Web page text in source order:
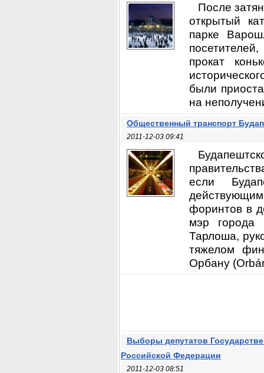
После
открытый
парке
прокат
были
на
Общественный транспорт
2011-12-03 09:41
если
форинтов в
мэр
Тарлоша,
тяжелом
Орбану
Выборы депутатов
Российской Федерации
2011-12-03 08:51